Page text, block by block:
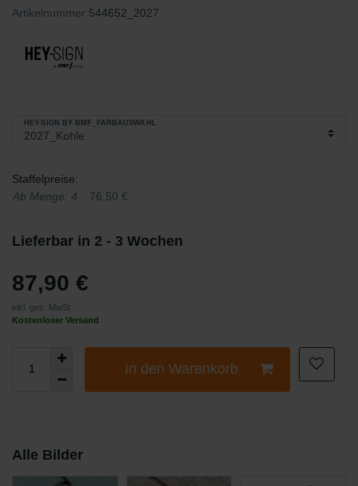
Artikelnummer 544652_2027
HEY-SIGN BY BMF_FARBAUSWAHL
Staffelpreise:
Ab Menge: 4
76,50 €
Lieferbar in 2 - 3 Wochen
87,90 €
inkl. ges. MwSt
Kostenloser Versand
In den Warenkorb
Alle Bilder